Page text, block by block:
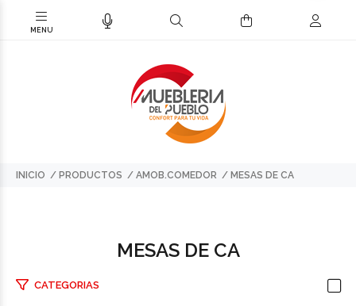
INICIO PRODUCTOS AMOB.COMEDOR MESAS DE CA
MESAS DE CA
CATEGORIAS